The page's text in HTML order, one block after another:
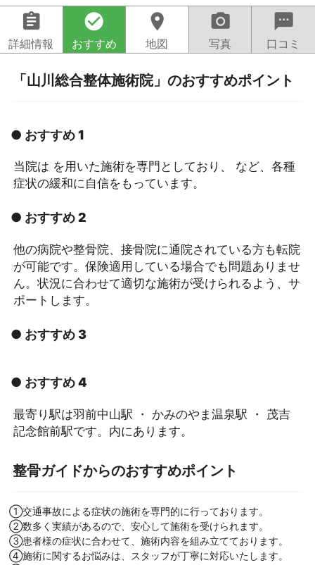
assignment
詳細情報
check_circle
おすすめ
location_on
地図
camera_alt
写真
sms
口コミ
「山川総合整体施術院」のおすすめポイント
● おすすめ 1
当院は を用いた施術を専門としており、 など、各種
症状の緩和に自信をもっています。
● おすすめ 2
他の病院や整骨院、接骨院に通院されている方も転院
が可能です。保険適用している場合でも問題ありませ
ん。状況に合わせて適切な施術が受けられるよう、サ
ポートします。
● おすすめ 3
● おすすめ 4
最寄り駅は羽前中山駅 ・ かみのやま温泉駅 ・ 茂吉
記念館前駅です。内にあります。
整骨ガイドからのおすすめポイント
①交通事故による症状の施術を専門的に行っております。
②数多く実績があるので、安心して施術を受けられます。
③患者様の症状に合わせて、施術内容を組み立てております。
④施術に関するお悩みは、スタッフが丁寧に対応いたします。